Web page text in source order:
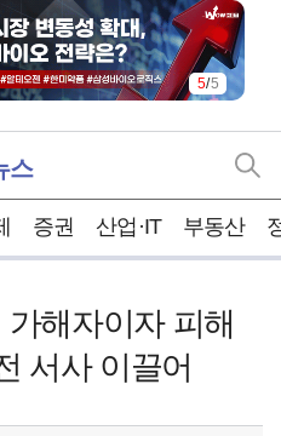
5/5
스
증권 산업·IT 부동산
가해자이자 피해
서사 이끌어